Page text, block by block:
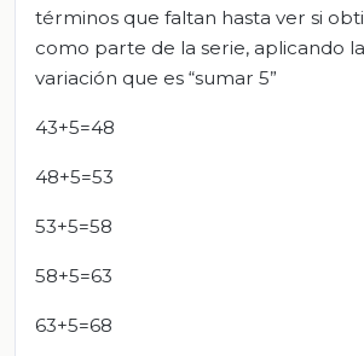
términos que faltan hasta ver si
como parte de la serie, aplicando
variación que es “sumar 5”
43+5=48
48+5=53
53+5=58
58+5=63
63+5=68